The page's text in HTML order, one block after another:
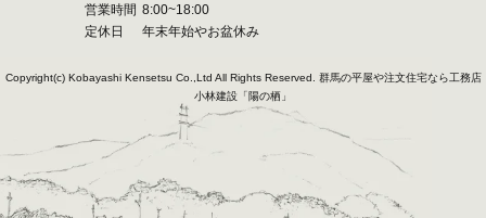
営業時間 8:00~18:00
定休日
年末年始やお盆休み
Copyright(c) Kobayashi Kensetsu Co.,Ltd All Rights Reserved. 群馬の平屋や注文住宅なら工務店
小林建設「陽の栖」